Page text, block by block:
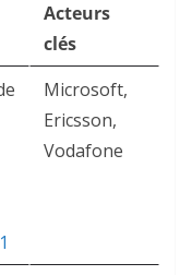
Acteurs
clés
1
Microsoft,
Ericsson,
Vodafone